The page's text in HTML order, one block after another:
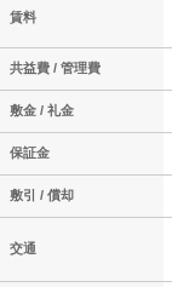
賃料
共益費 / 管理費
敷金 / 礼金
保証金
敷引 / 償却
交通